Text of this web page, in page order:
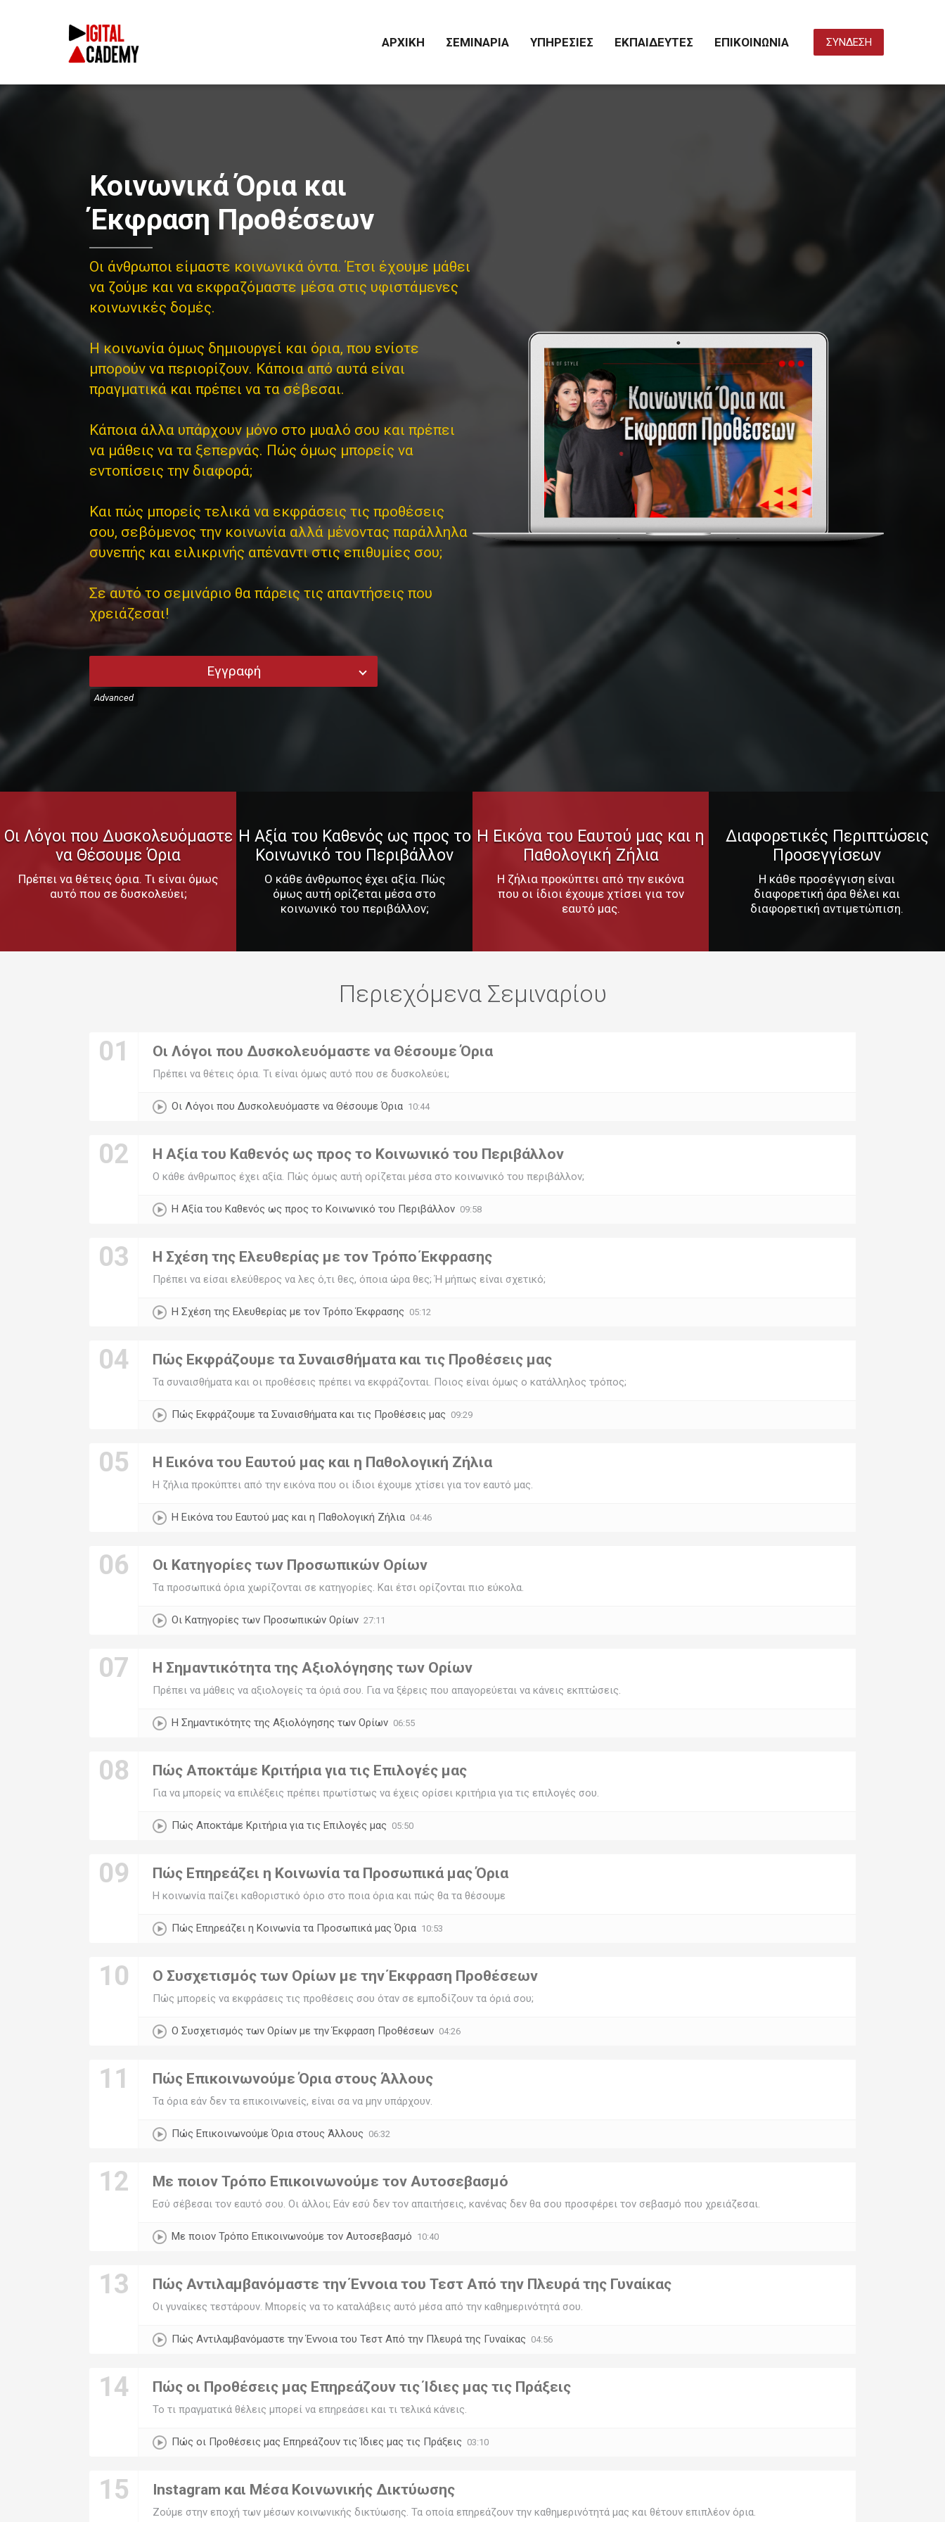
ΑΡΧΙΚΗ ΣΕΜΙΝΑΡΙΑ ΥΠΗΡΕΣΙΕΣ ΕΚΠΑΙΔΕΥΤΕΣ ΕΠΙΚΟΙΝΩΝΙΑ ΣΥΝΔΕΣΗ
Κοινωνικά Όρια και
Έκφραση Προθέσεων
Οι άνθρωποι είμαστε κοινωνικά όντα. Έτσι έχουμε μάθει
να ζούμε και να εκφραζόμαστε μέσα στις υφιστάμενες
κοινωνικές δομές.
Η κοινωνία όμως δημιουργεί και όρια, που ενίοτε
μπορούν να περιορίζουν. Κάποια από αυτά είναι
πραγματικά και πρέπει να τα σέβεσαι.
Κάποια άλλα υπάρχουν μόνο στο μυαλό σου και πρέπει
να μάθεις να τα ξεπερνάς. Πώς όμως μπορείς να
εντοπίσεις την διαφορά;
Και πώς μπορείς τελικά να εκφράσεις τις προθέσεις
σου, σεβόμενος την κοινωνία αλλά μένοντας παράλληλα
συνεπής και ειλικρινής απέναντι στις επιθυμίες σου;
Σε αυτό το σεμινάριο θα πάρεις τις απαντήσεις που
χρειάζεσαι!
Εγγραφή
Advanced
Οι Λόγοι που Δυσκολευόμαστε
να Θέσουμε Όρια
Πρέπει να θέτεις όρια. Τι είναι όμως
αυτό που σε δυσκολεύει;
Η Αξία του Καθενός ως προς το
Κοινωνικό του Περιβάλλον
Ο κάθε άνθρωπος έχει αξία. Πώς
όμως αυτή ορίζεται μέσα στο
κοινωνικό του περιβάλλον;
Η Εικόνα του Εαυτού μας και η
Παθολογική Ζήλια
Η ζήλια προκύπτει από την εικόνα
που οι ίδιοι έχουμε χτίσει για τον
εαυτό μας.
Διαφορετικές Περιπτώσεις
Προσεγγίσεων
Η κάθε προσέγγιση είναι
διαφορετική άρα θέλει και
διαφορετική αντιμετώπιση.
Περιεχόμενα Σεμιναρίου
01 Οι Λόγοι που Δυσκολευόμαστε να Θέσουμε Όρια
Πρέπει να θέτεις όρια. Τι είναι όμως αυτό που σε δυσκολεύει;
Οι Λόγοι που Δυσκολευόμαστε να Θέσουμε Όρια 10:44
02 Η Αξία του Καθενός ως προς το Κοινωνικό του Περιβάλλον
Ο κάθε άνθρωπος έχει αξία. Πώς όμως αυτή ορίζεται μέσα στο κοινωνικό του περιβάλλον;
Η Αξία του Καθενός ως προς το Κοινωνικό του Περιβάλλον 09:58
03 Η Σχέση της Ελευθερίας με τον Τρόπο Έκφρασης
Πρέπει να είσαι ελεύθερος να λες ό,τι θες, όποια ώρα θες; Ή μήπως είναι σχετικό;
Η Σχέση της Ελευθερίας με τον Τρόπο Έκφρασης 05:12
04 Πώς Εκφράζουμε τα Συναισθήματα και τις Προθέσεις μας
Τα συναισθήματα και οι προθέσεις πρέπει να εκφράζονται. Ποιος είναι όμως ο κατάλληλος τρόπος;
Πώς Εκφράζουμε τα Συναισθήματα και τις Προθέσεις μας 09:29
05 Η Εικόνα του Εαυτού μας και η Παθολογική Ζήλια
Η ζήλια προκύπτει από την εικόνα που οι ίδιοι έχουμε χτίσει για τον εαυτό μας.
Η Εικόνα του Εαυτού μας και η Παθολογική Ζήλια 04:46
06 Οι Κατηγορίες των Προσωπικών Ορίων
Τα προσωπικά όρια χωρίζονται σε κατηγορίες. Και έτσι ορίζονται πιο εύκολα.
Οι Κατηγορίες των Προσωπικών Ορίων 27:11
07 Η Σημαντικότητα της Αξιολόγησης των Ορίων
Πρέπει να μάθεις να αξιολογείς τα όριά σου. Για να ξέρεις που απαγορεύεται να κάνεις εκπτώσεις.
Η Σημαντικότητς της Αξιολόγησης των Ορίων 06:55
08 Πώς Αποκτάμε Κριτήρια για τις Επιλογές μας
Για να μπορείς να επιλέξεις πρέπει πρωτίστως να έχεις ορίσει κριτήρια για τις επιλογές σου.
Πώς Αποκτάμε Κριτήρια για τις Επιλογές μας 05:50
09 Πώς Επηρεάζει η Κοινωνία τα Προσωπικά μας Όρια
Η κοινωνία παίζει καθοριστικό όριο στο ποια όρια και πώς θα τα θέσουμε
Πώς Επηρεάζει η Κοινωνία τα Προσωπικά μας Όρια 10:53
10 Ο Συσχετισμός των Ορίων με την Έκφραση Προθέσεων
Πώς μπορείς να εκφράσεις τις προθέσεις σου όταν σε εμποδίζουν τα όριά σου;
Ο Συσχετισμός των Ορίων με την Έκφραση Προθέσεων 04:26
11 Πώς Επικοινωνούμε Όρια στους Άλλους
Τα όρια εάν δεν τα επικοινωνείς, είναι σα να μην υπάρχουν.
Πώς Επικοινωνούμε Όρια στους Άλλους 06:32
12 Με ποιον Τρόπο Επικοινωνούμε τον Αυτοσεβασμό
Εσύ σέβεσαι τον εαυτό σου. Οι άλλοι; Εάν εσύ δεν τον απαιτήσεις, κανένας δεν θα σου προσφέρει τον σεβασμό που χρειάζεσαι.
Με ποιον Τρόπο Επικοινωνούμε τον Αυτοσεβασμό 10:40
13 Πώς Αντιλαμβανόμαστε την Έννοια του Τεστ Από την Πλευρά της Γυναίκας
Οι γυναίκες τεστάρουν. Μπορείς να το καταλάβεις αυτό μέσα από την καθημερινότητά σου.
Πώς Αντιλαμβανόμαστε την Έννοια του Τεστ Από την Πλευρά της Γυναίκας 04:56
14 Πώς οι Προθέσεις μας Επηρεάζουν τις Ίδιες μας τις Πράξεις
Το τι πραγματικά θέλεις μπορεί να επηρεάσει και τι τελικά κάνεις.
Πώς οι Προθέσεις μας Επηρεάζουν τις Ίδιες μας τις Πράξεις 03:10
15 Instagram και Μέσα Κοινωνικής Δικτύωσης
Ζούμε στην εποχή των μέσων κοινωνικής δικτύωσης. Τα οποία επηρεάζουν την καθημερινότητά μας και θέτουν επιπλέον όρια.